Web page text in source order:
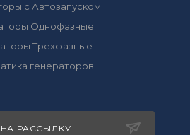
с Автозапуском
Однофазные
Трехфазные
генераторов
РАССЫЛКУ